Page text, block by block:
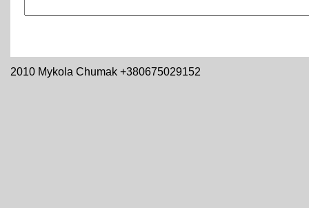
2010 Mykola Chumak +380675029152